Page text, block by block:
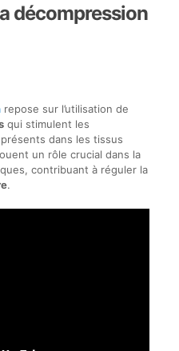
décompression
repose sur l’utilisation de
qui stimulent les
dans les tissus
un rôle crucial dans la
contribuant à réguler la
.